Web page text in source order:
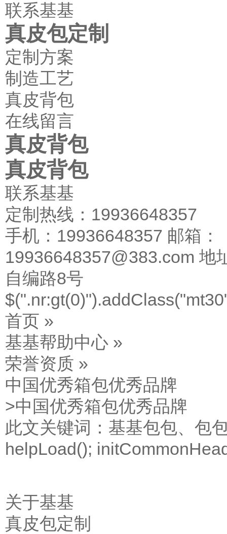
联系基基
真皮包定制
定制方案
制造工艺
真皮背包
在线留言
真皮背包
真皮背包
联系基基
定制热线：19936648357
手机：19936648357 邮箱：
19936648357@383.com 地
自编路8号
首页 »
基基帮助中心 »
荣誉资质 »
中国优秀箱包优秀品牌
>中国优秀箱包优秀品牌
此文关键词： 基基包包、包
helpLoad();
关于基基
真皮包定制